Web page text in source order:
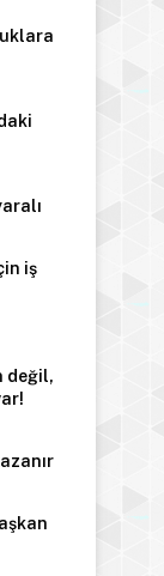
iş
değil,